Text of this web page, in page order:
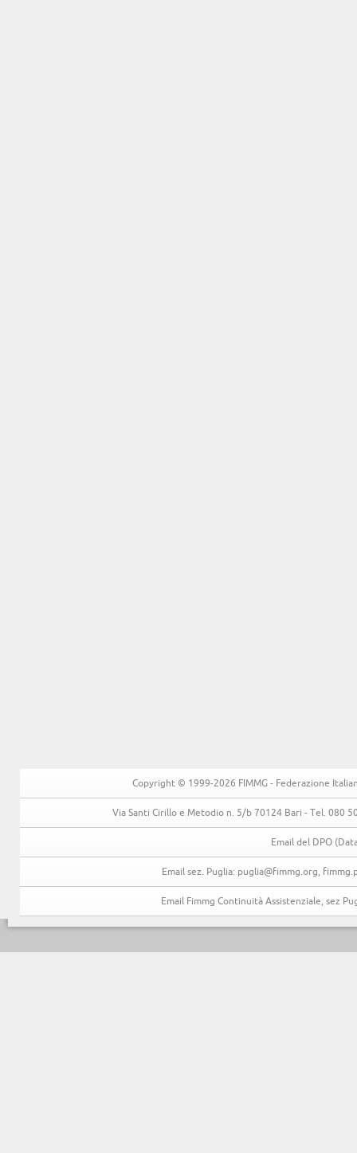
Copyright © 1999-2026 FIMMG - Federazione
Via Santi Cirillo e Metodio n. 5/b 70124 Bari - Tel. 080
Email del DPO
Email sez. Puglia: puglia@fimmg.org,
Email Fimmg Continuità Assistenziale, sez